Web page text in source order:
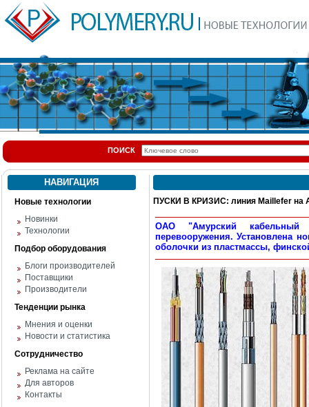
ПОИСК
НАВИГАЦИЯ
Новые технологии
Новинки
Технологии
Подбор оборудования
Блоги производителей
Поставщики
Производители
Тенденции рынка
Мнения и оценки
Новости и статистика
Сотрудничество
Реклама на сайте
Для авторов
Контакты
ПУСКИ В КРИЗИС: линия Maillefer на
ОАО "Амурский кабельный
перевооружения. Установлена
оболочки из пластмассы,